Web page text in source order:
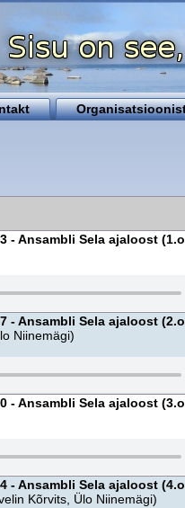
- Ansambli Sela ajaloost
- Ansambli Sela ajaloost
Niinemägi)
- Ansambli Sela ajaloost
- Ansambli Sela ajaloost
Kõrvits, Ülo Niinemägi)